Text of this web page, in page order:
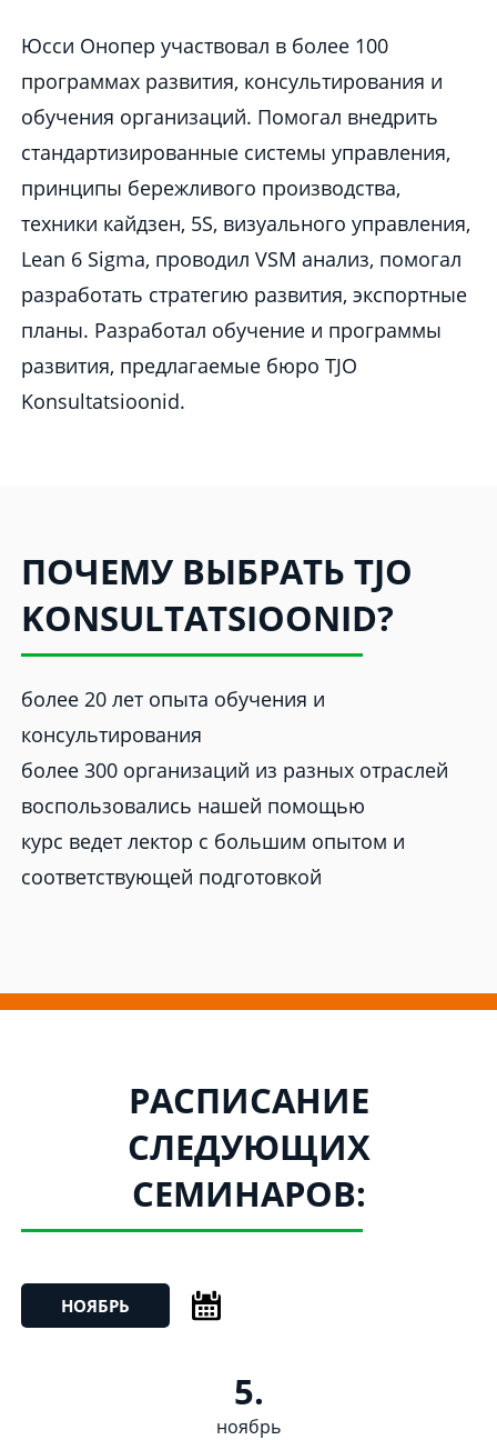
Юсси Онопер yчаствовал в более 100
программах развития, консультирования и
обучения организаций. Помогал внедрить
стандартизированные системы управления,
принципы бережливого производства,
техники кайдзен, 5S, визуального управления,
Lean 6 Sigma, проводил VSM анализ, помогал
разработать стратегию развития, экспортные
планы. Разработал обучение и программы
развития, предлагаемые бюро TJO
Konsultatsioonid.
ПОЧЕМУ ВЫБРАТЬ TJO
KONSULTATSIOONID?
более 20 лет опыта обучения и
консультирования
более 300 организаций из разных отраслей
воспользовались нашей помощью
курс ведет лектор с большим опытом и
соответствующей подготовкой
РАСПИСАНИЕ
СЛЕДУЮЩИХ
СЕМИНАРОВ:
НОЯБРЬ
5.
ноябрь